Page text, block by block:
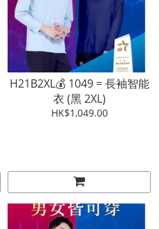
H21B2XL💰 1049 = 長袖智能
衣 (黑 2XL)
HK$1,049.00